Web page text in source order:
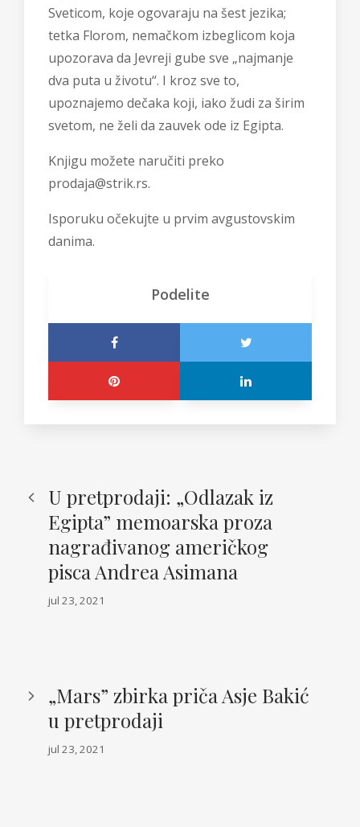
Sveticom, koje ogovaraju na šest jezika;
tetka Florom, nemačkom izbeglicom koja
upozorava da Jevreji gube sve „najmanje
dva puta u životu“. I kroz sve to,
upoznajemo dečaka koji, iako žudi za širim
svetom, ne želi da zauvek ode iz Egipta.
Knjigu možete naručiti preko
prodaja@strik.rs.
Isporuku očekujte u prvim avgustovskim
danima.
Podelite
U pretprodaji: „Odlazak iz
Egipta” memoarska proza
nagrađivanog američkog
pisca Andrea Asimana
jul 23, 2021
„Mars” zbirka priča Asje Bakić
u pretprodaji
jul 23, 2021